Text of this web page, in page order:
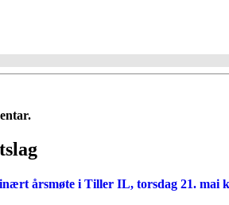
årsmøte i Tiller IL, torsdag 21. mai